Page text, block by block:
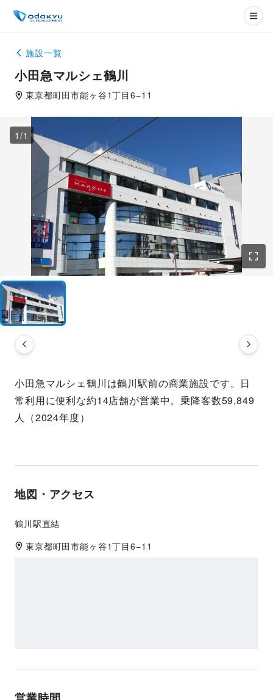
施設一覧
小田急マルシェ鶴川
東京都町田市能ヶ谷1丁目6−11
1 /1
小田急マルシェ鶴川は鶴川駅前の商業施設です。日
常利用に便利な約14店舗が営業中。乗降客数59,849
人（2024年度）
地図・アクセス
鶴川駅直結
東京都町田市能ヶ谷1丁目6−11